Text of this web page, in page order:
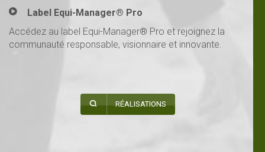
Label Equi-Manager® Pro
Accédez au label Equi-Manager® Pro et rejoignez la
communauté responsable, visionnaire et innovante.
RÉALISATIONS